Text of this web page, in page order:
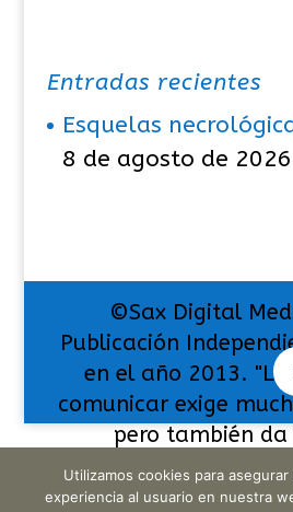
Entradas recientes
Esquelas
8 de agosto de 2026
©Sax Digital
Publicación
en el año 2013. "La
comunicar exige
pero también da
Utilizamos cookies para
experiencia al usuario en nuestra